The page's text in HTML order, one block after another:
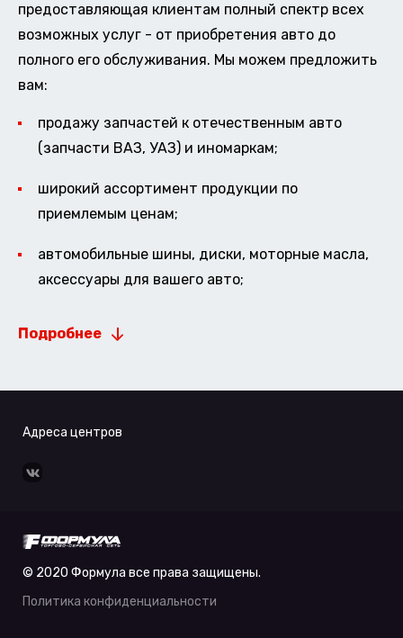
предоставляющая клиентам полный спектр всех
возможных услуг - от приобретения авто до
полного его обслуживания. Мы можем предложить
вам:
продажу запчастей к отечественным авто
(запчасти ВАЗ, УАЗ) и иномаркам;
широкий ассортимент продукции по
приемлемым ценам;
автомобильные шины, диски, моторные масла,
аксессуары для вашего авто;
Подробнее
Адреса центров
© 2020 Формула все права защищены.
Политика конфиденциальности